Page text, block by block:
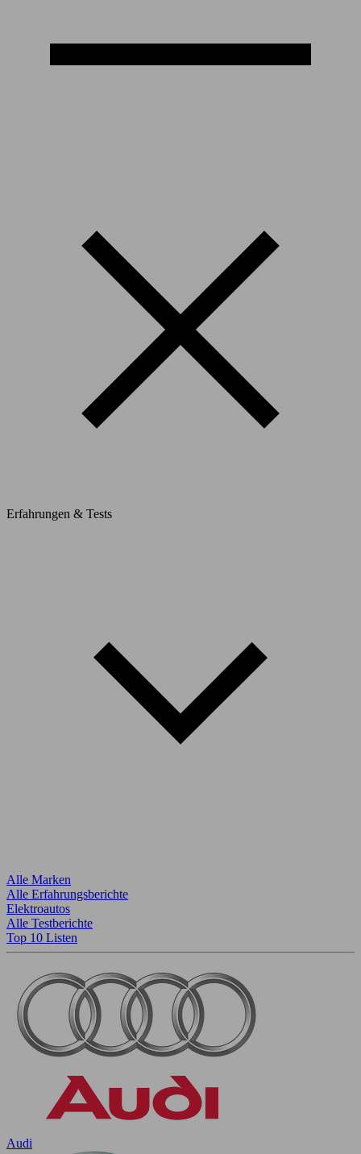
Erfahrungen & Tests
Alle Marken
Alle Erfahrungsberichte
Elektroautos
Alle Testberichte
Top 10 Listen
Audi